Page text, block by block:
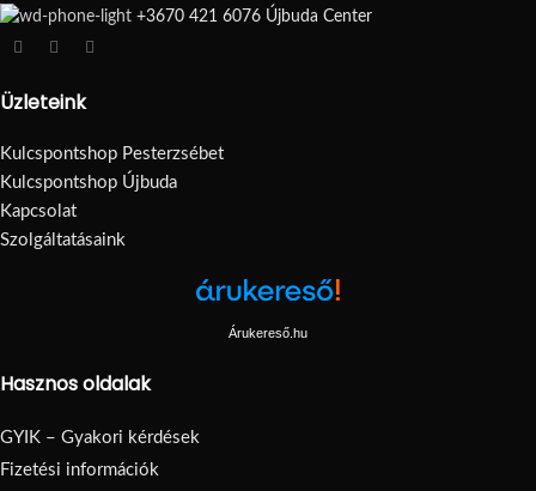
+3670 421 6076 Újbuda Center
Üzleteink
Kulcspontshop Pesterzsébet
Kulcspontshop Újbuda
Kapcsolat
Szolgáltatásaink
Árukereső.hu
Hasznos oldalak
GYIK – Gyakori kérdések
Fizetési információk